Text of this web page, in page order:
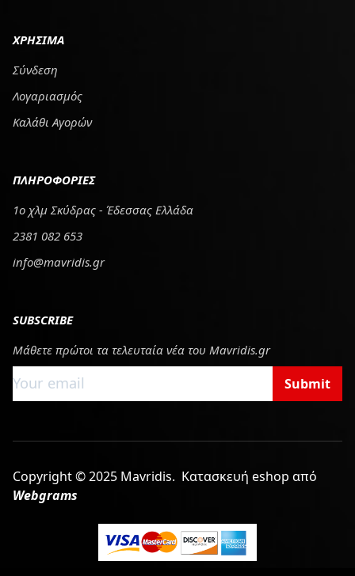
ΧΡΗΣΙΜΑ
Σύνδεση
Λογαριασμός
Καλάθι Αγορών
ΠΛΗΡΟΦΟΡΙΕΣ
1ο χλμ Σκύδρας - Έδεσσας Ελλάδα
2381 082 653
info@mavridis.gr
SUBSCRIBE
Μάθετε πρώτοι τα τελευταία νέα του Mavridis.gr
Submit
Copyright © 2025 Mavridis. Κατασκευή eshop από
Webgrams